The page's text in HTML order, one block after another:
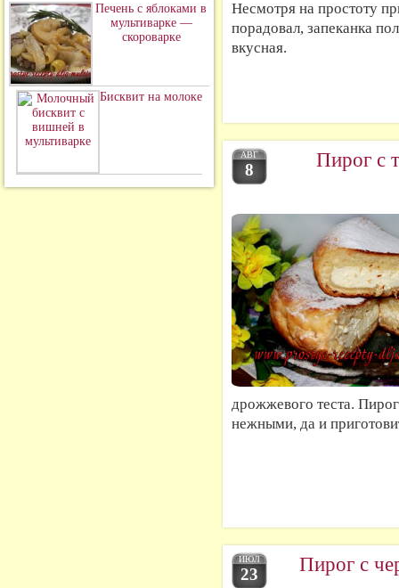
Печень с яблоками в
мультиварке —
скороварке
Бисквит на молоке
Несмотря на простоту
порадовал, запеканка
вкусная.
АВГ
8 Пирог с
дрожжевого теста.
нежными, да и
ИЮЛ
23 Пирог с